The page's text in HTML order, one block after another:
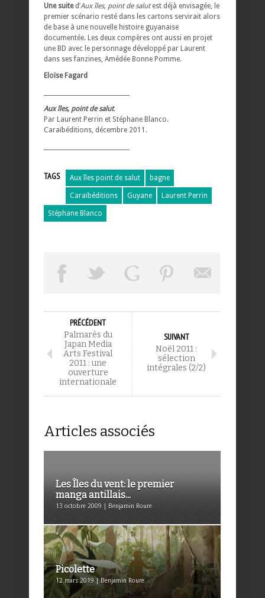
Une suited’Aux îles, point de salutest déjà envisagée, le
premier scénario resté dans les cartons servirait alors
de base à une nouvelle histoire guyanaise
documentée. Les deux compères ont aussi en projet
une BD avec le personnage développé par Laurent
dans ses fanzines, Amédée Bonne Pomme.
Eloïse Fagard
Aux îles, point de salut.
Par Laurent Perrin et Stéphane Blanco.
Caraïbéditions, décembre 2011.
TAGS Aux îles point de salut bagne
Caraïbéditions Guyane Laurent Perrin
Stéphane Blanco
PRÉCÉDENT
Palmarès du
Japan Media
Arts Festival
2011 : une
ouverture
internationale
SUIVANT
Noël 2011 :
sélection
intégrales (2/2)
Articles associés
Les Îles du vent: le premier
manga antillais...
13 octobre 2009 | Benjamin Roure
Picolette
12 mars 2019 | Benjamin Roure